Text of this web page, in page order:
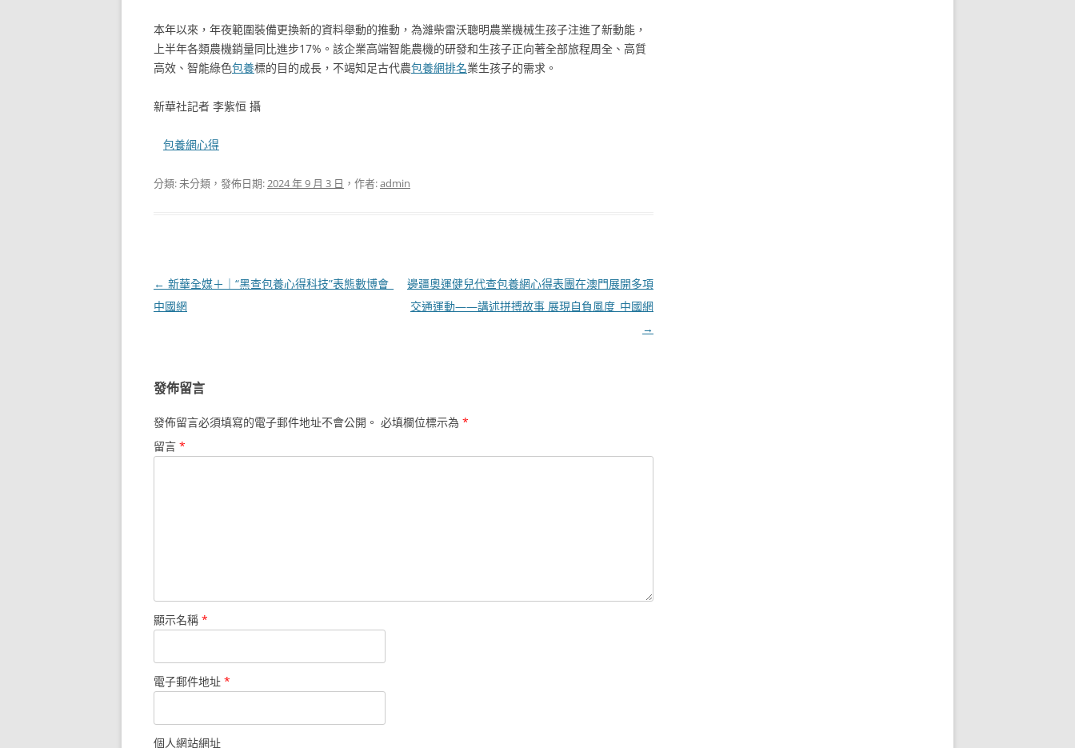
本年以來，年夜範圍裝備更換新的資料舉動的推動，為濰柴雷沃聰明農業機械生孩子注進了新動能，
上半年各類農機銷量同比進步17%。該企業高端智能農機的研發和生孩子正向著全部旅程周全、高質
高效、智能綠色包養標的目的成長，不竭知足古代農包養網排名業生孩子的需求。
新華社記者 李紫恒 攝
包養網心得
分類: 未分類，發佈日期:2024 年 9 月 3 日 ，作者:admin
文
章
← 新華全媒＋｜“黑查包養心得科技”表態數博會_
中國網
邊疆奧運健兒代查包養網心得表團在澳門展開多項
交通運動——講述拼搏故事 展現自負風度_中國網
→
發佈留言
發佈留言必須填寫的電子郵件地址不會公開。 必填欄位標示為 *
留言 *
顯示名稱 *
電子郵件地址 *
個人網站網址